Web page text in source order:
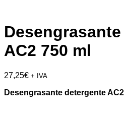
AC2 750 ml
27,25€ + IVA
Desengrasante detergente AC2